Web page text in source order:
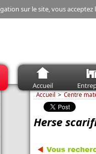
sur le site, vous
Accueil
Accueil Centre
Herse